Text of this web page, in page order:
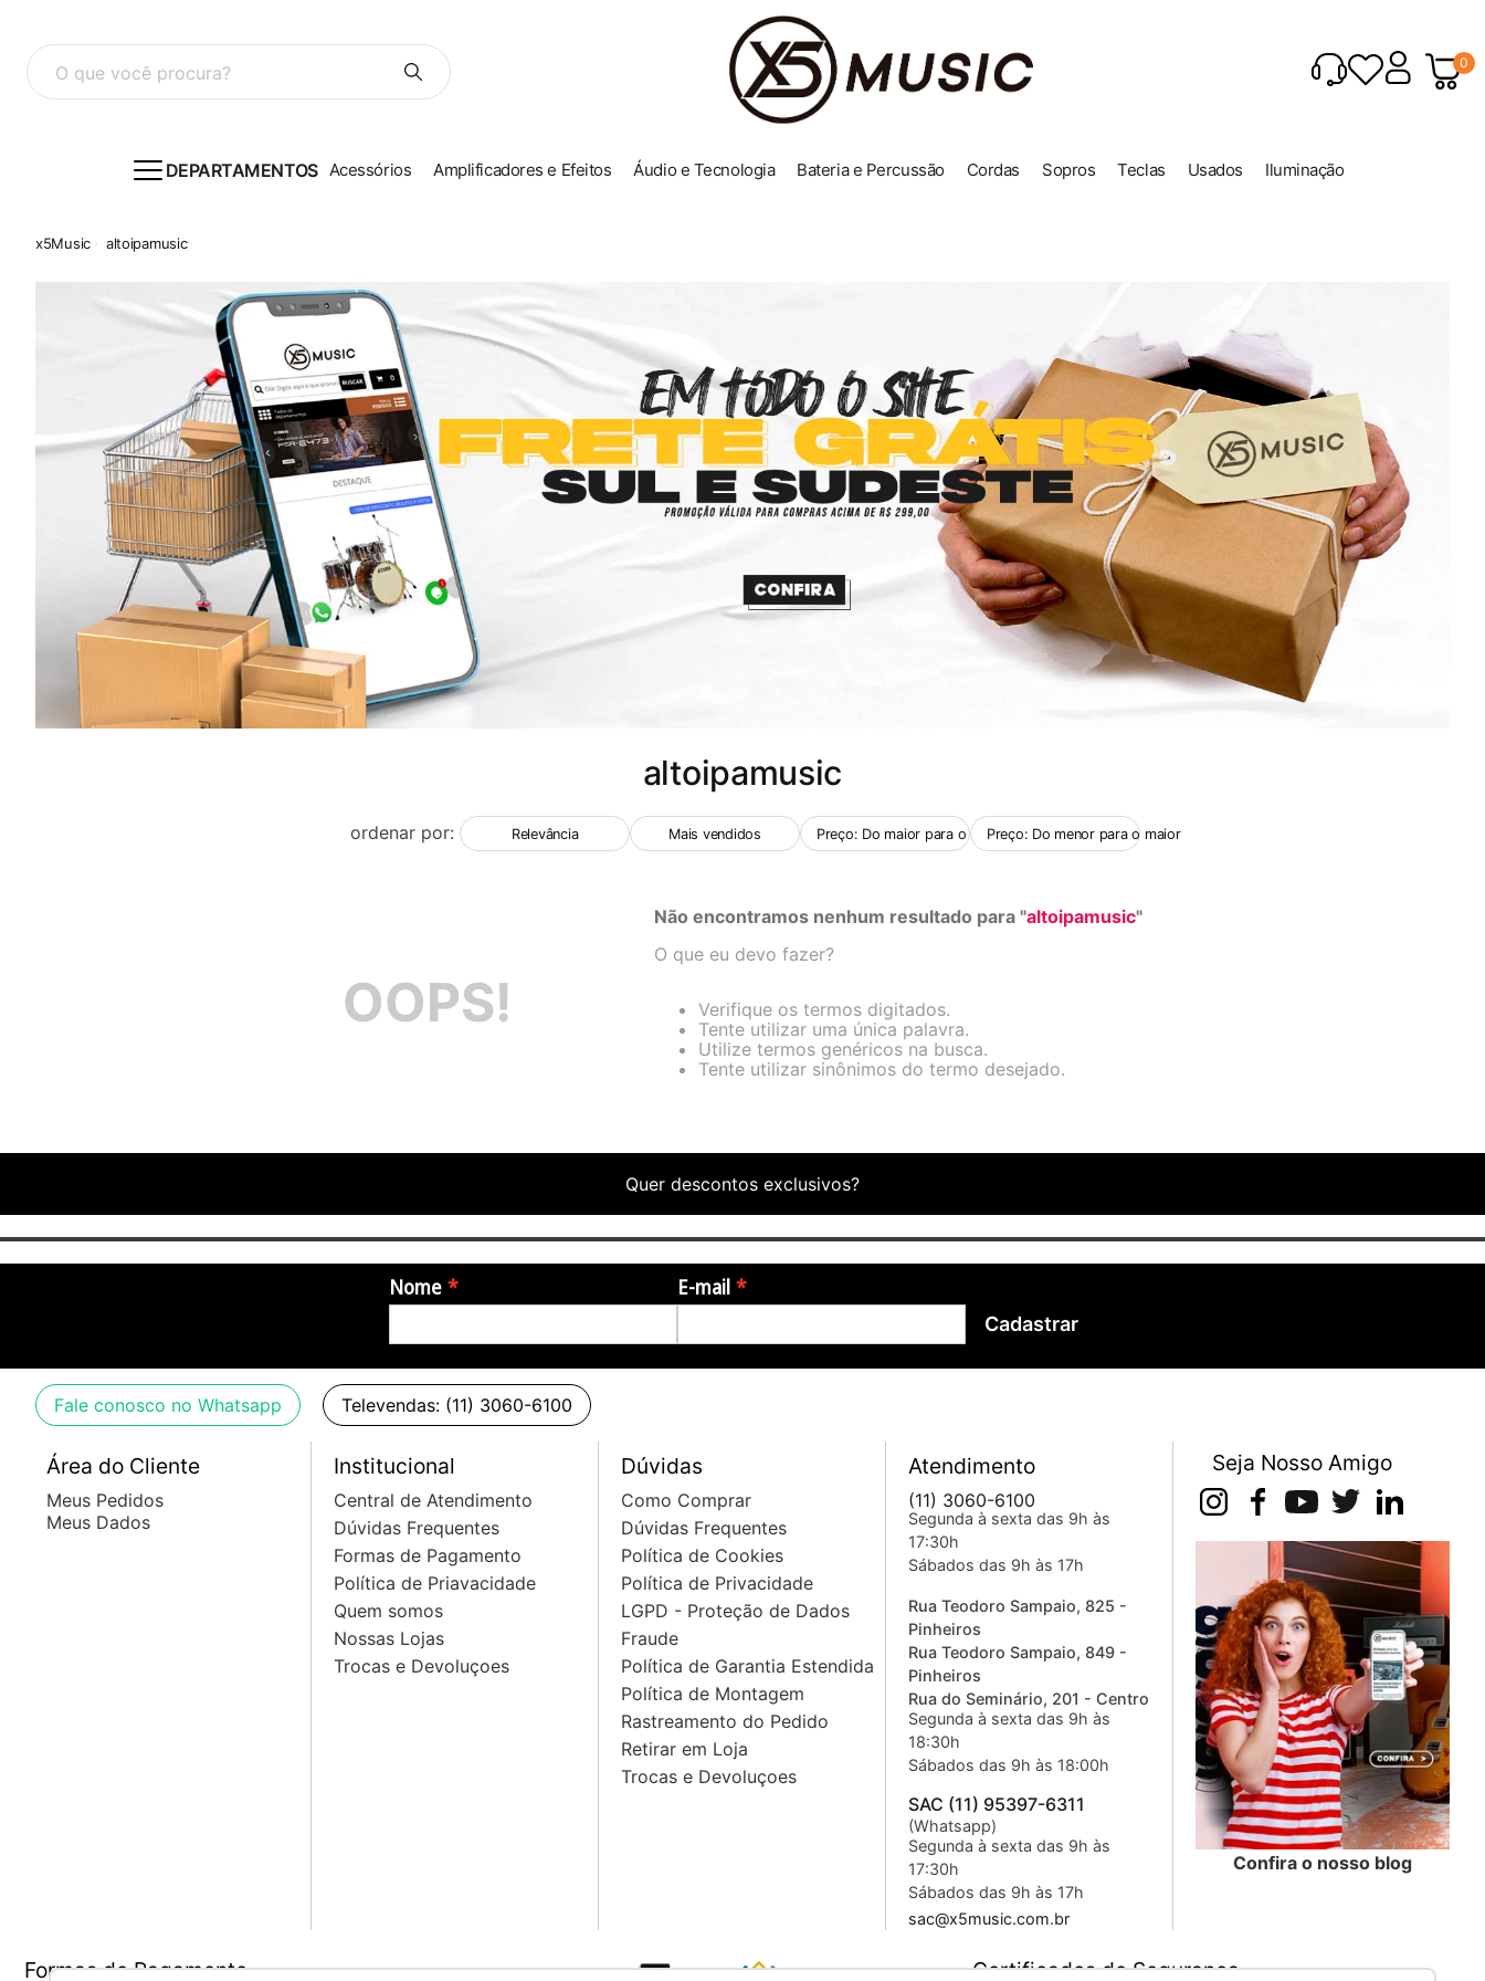
O que você procura? 0
DEPARTAMENTOS Acessórios Amplificadores e Efeitos Áudio e Tecnologia Bateria e Percussão Cordas Sopros Teclas Usados Iluminação
altoipamusic
altoipamusic
ordenar por: Relevância Mais vendidos Preço: Do maior para o menorPreço: Do menor para o maior
OOPS!
Não encontramos nenhum resultado para "altoipamusic"
O que eu devo fazer?
Verifique os termos digitados.
Tente utilizar uma única palavra.
Utilize termos genéricos na busca.
Tente utilizar sinônimos do termo desejado.
Quer descontos exclusivos?
Nome E-mail
Cadastrar
Fale conosco no Whatsapp Televendas: (11) 3060-6100
Área do Cliente
Meus Pedidos
Meus Dados
Institucional
Central de Atendimento
Dúvidas Frequentes
Formas de Pagamento
Política de Priavacidade
Quem somos
Nossas Lojas
Trocas e Devoluçoes
Dúvidas
Como Comprar
Dúvidas Frequentes
Política de Cookies
Política de Privacidade
LGPD - Proteção de Dados
Fraude
Política de Garantia Estendida
Política de Montagem
Rastreamento do Pedido
Retirar em Loja
Trocas e Devoluçoes
Atendimento
(11) 3060-6100
Segunda à sexta das 9h às
17:30h
Sábados das 9h às 17h
Rua Teodoro Sampaio, 825 -
Pinheiros
Rua Teodoro Sampaio, 849 -
Pinheiros
Rua do Seminário, 201 - Centro
Segunda à sexta das 9h às
18:30h
Sábados das 9h às 18:00h
SAC (11) 95397-6311
(Whatsapp)
Segunda à sexta das 9h às
17:30h
Sábados das 9h às 17h
sac@x5music.com.br
Seja Nosso Amigo
Confira o nosso blog
Formas de Pagamento Certificados de Segurança